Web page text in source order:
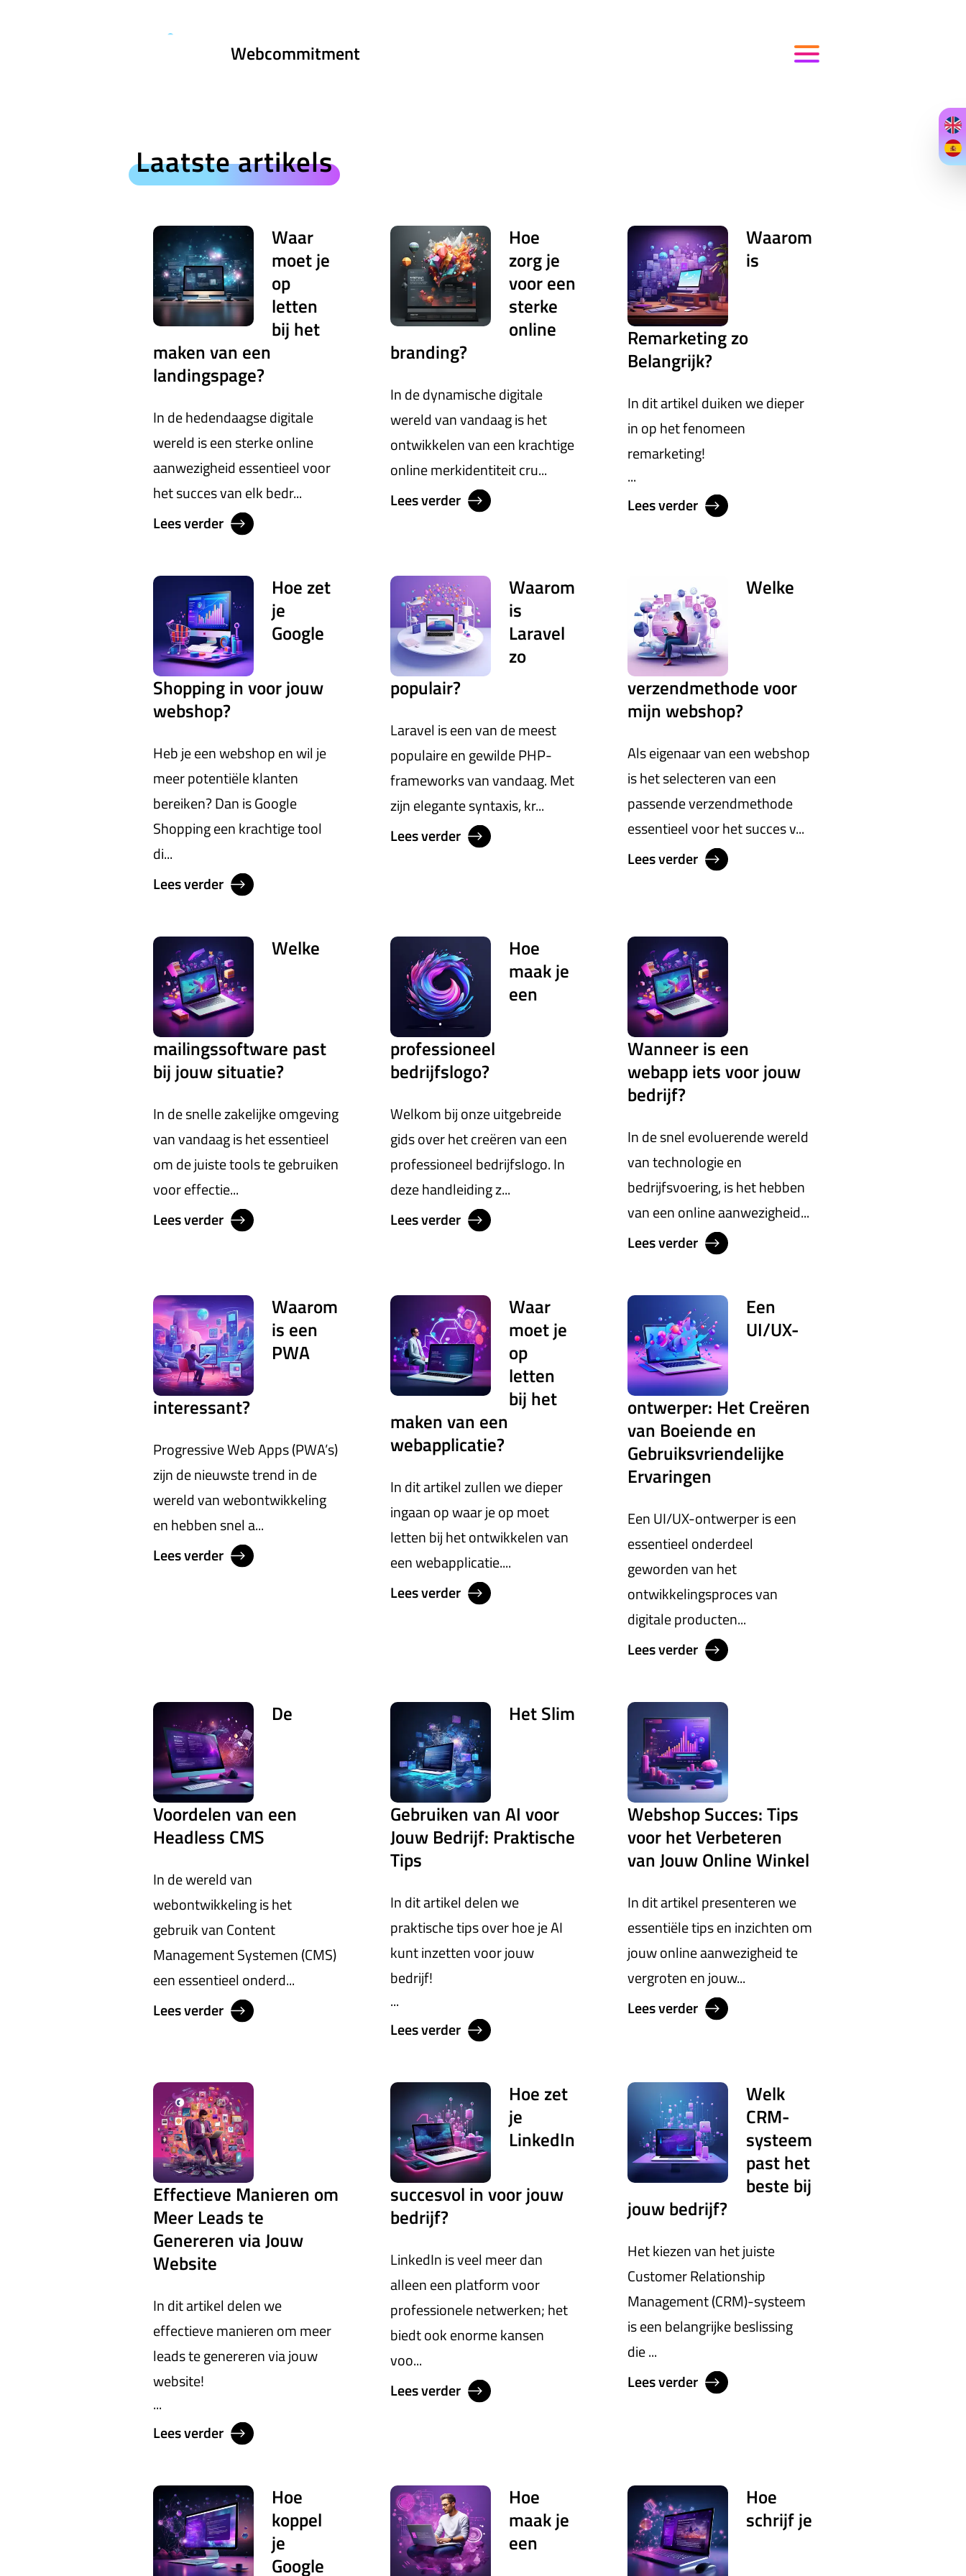
Webcommitment
Laatste artikels
Waar
moet je
op
letten
bij het
maken van een
landingspage?
In de hedendaagse digitale
wereld is een sterke online
aanwezigheid essentieel voor
het succes van elk bedr...
Lees verder
Hoe
zorg je
voor een
sterke
online
branding?
In de dynamische digitale
wereld van vandaag is het
ontwikkelen van een krachtige
online merkidentiteit cru...
Lees verder
Waarom
is
Remarketing zo
Belangrijk?
In dit artikel duiken we dieper
in op het fenomeen
remarketing!
...
Lees verder
Hoe zet
je
Google
Shopping in voor jouw
webshop?
Heb je een webshop en wil je
meer potentiële klanten
bereiken? Dan is Google
Shopping een krachtige tool
di...
Lees verder
Waarom
is
Laravel
zo
populair?
Laravel is een van de meest
populaire en gewilde PHP-
frameworks van vandaag. Met
zijn elegante syntaxis, kr...
Lees verder
Welke
verzendmethode voor
mijn webshop?
Als eigenaar van een webshop
is het selecteren van een
passende verzendmethode
essentieel voor het succes v...
Lees verder
Welke
mailingssoftware past
bij jouw situatie?
In de snelle zakelijke omgeving
van vandaag is het essentieel
om de juiste tools te gebruiken
voor effectie...
Lees verder
Hoe
maak je
een
professioneel
bedrijfslogo?
Welkom bij onze uitgebreide
gids over het creëren van een
professioneel bedrijfslogo. In
deze handleiding z...
Lees verder
Wanneer is een
webapp iets voor jouw
bedrijf?
In de snel evoluerende wereld
van technologie en
bedrijfsvoering, is het hebben
van een online aanwezigheid...
Lees verder
Waarom
is een
PWA
interessant?
Progressive Web Apps (PWA’s)
zijn de nieuwste trend in de
wereld van webontwikkeling
en hebben snel a...
Lees verder
Waar
moet je
op
letten
bij het
maken van een
webapplicatie?
In dit artikel zullen we dieper
ingaan op waar je op moet
letten bij het ontwikkelen van
een webapplicatie....
Lees verder
Een
UI/UX-
ontwerper: Het Creëren
van Boeiende en
Gebruiksvriendelijke
Ervaringen
Een UI/UX-ontwerper is een
essentieel onderdeel
geworden van het
ontwikkelingsproces van
digitale producten...
Lees verder
De
Voordelen van een
Headless CMS
In de wereld van
webontwikkeling is het
gebruik van Content
Management Systemen (CMS)
een essentieel onderd...
Lees verder
Het Slim
Gebruiken van AI voor
Jouw Bedrijf: Praktische
Tips
In dit artikel delen we
praktische tips over hoe je AI
kunt inzetten voor jouw
bedrijf!
...
Lees verder
Webshop Succes: Tips
voor het Verbeteren
van Jouw Online Winkel
In dit artikel presenteren we
essentiële tips en inzichten om
jouw online aanwezigheid te
vergroten en jouw...
Lees verder
Effectieve Manieren om
Meer Leads te
Genereren via Jouw
Website
In dit artikel delen we
effectieve manieren om meer
leads te genereren via jouw
website!
...
Lees verder
Hoe zet
je
LinkedIn
succesvol in voor jouw
bedrijf?
LinkedIn is veel meer dan
alleen een platform voor
professionele netwerken; het
biedt ook enorme kansen
voo...
Lees verder
Welk
CRM-
systeem
past het
beste bij
jouw bedrijf?
Het kiezen van het juiste
Customer Relationship
Management (CRM)-systeem
is een belangrijke beslissing
die ...
Lees verder
Hoe
koppel
je
Google
Hoe
maak je
een
Hoe
schrijf je